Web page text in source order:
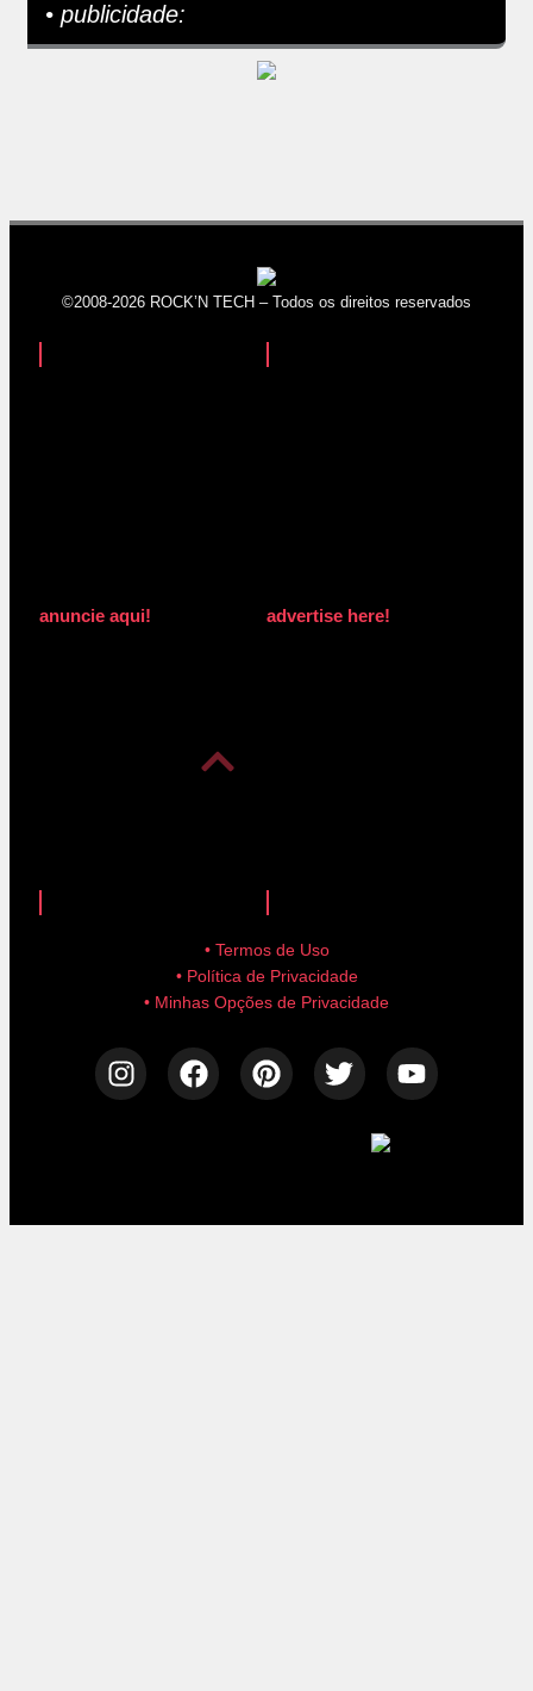
• publicidade:
©2008-2026 ROCK’N TECH – Todos os direitos reservados
anuncie aqui! advertise here!
• Termos de Uso
• Política de Privacidade
• Minhas Opções de Privacidade